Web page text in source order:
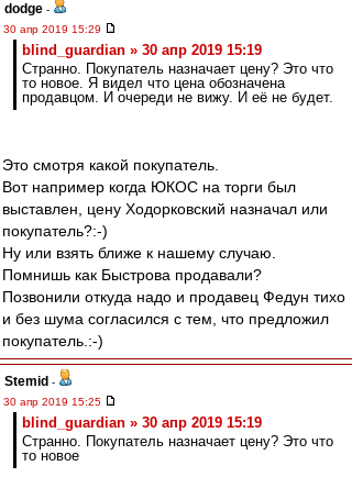
dodge -
30 апр 2019 15:29
blind_guardian » 30 апр 2019 15:19
Странно. Покупатель назначает цену? Это что
то новое. Я видел что цена обозначена
продавцом. И очереди не вижу. И её не будет.
Это смотря какой покупатель.
Вот например когда ЮКОС на торги был
выставлен, цену Ходорковский назначал или
покупатель?:-)
Ну или взять ближе к нашему случаю.
Помнишь как Быстрова продавали?
Позвонили откуда надо и продавец Федун тихо
и без шума согласился с тем, что предложил
покупатель.:-)
Stemid -
30 апр 2019 15:25
blind_guardian » 30 апр 2019 15:19
Странно. Покупатель назначает цену? Это что
то новое